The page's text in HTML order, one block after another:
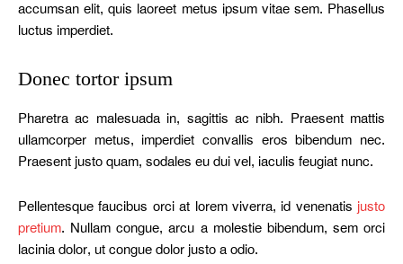
accumsan elit, quis laoreet metus ipsum vitae sem. Phasellus
luctus imperdiet.
Donec tortor ipsum
Pharetra ac malesuada in, sagittis ac nibh. Praesent mattis
ullamcorper metus, imperdiet convallis eros bibendum nec.
Praesent justo quam, sodales eu dui vel, iaculis feugiat nunc.
Pellentesque faucibus orci at lorem viverra, id venenatis justo
pretium. Nullam congue, arcu a molestie bibendum, sem orci
lacinia dolor, ut congue dolor justo a odio.